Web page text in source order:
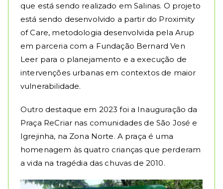
que está sendo realizado em Salinas. O projeto
está sendo desenvolvido a partir do Proximity
of Care, metodologia desenvolvida pela Arup
em parceria com a Fundação Bernard Ven
Leer para o planejamento e a execução de
intervenções urbanas em contextos de maior
vulnerabilidade.
Outro destaque em 2023 foi a Inauguração da
Praça ReCriar nas comunidades de São José e
Igrejinha, na Zona Norte. A praça é uma
homenagem às quatro crianças que perderam
a vida na tragédia das chuvas de 2010.